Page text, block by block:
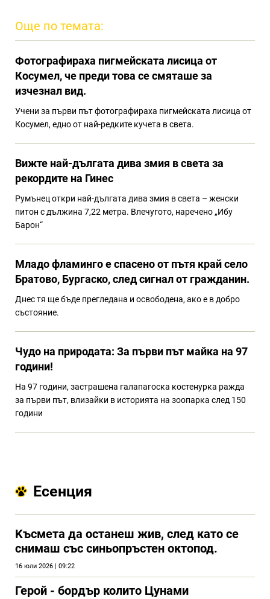
Още по темата:
Фотографираха пигмейската лисица от
Косумел, че преди това се смяташе за
изчезнал вид.
Учени за първи път фотографираха пигмейската лисица от
Косумел, едно от най-редките кучета в света.
Вижте най-дългата дива змия в света за
рекордите на Гинес
Румънец откри най-дългата дива змия в света – женски
питон с дължина 7,22 метра. Влечугото, наречено „Ибу
Барон“
Младо фламинго е спасено от пътя край село
Братово, Бургаско, след сигнал от гражданин.
Днес тя ще бъде прегледана и освободена, ако е в добро
състояние.
Чудо на природата: За първи път майка на 97
години!
На 97 години, застрашена галапагоска костенурка ражда
за първи път, влизайки в историята на зоопарка след 150
години
Есенция
Kъсмета да останеш жив, след като се
снимаш със синьопръстен октопод.
16 юли 2026 | 09:22
Герой - бордър колито Цунами